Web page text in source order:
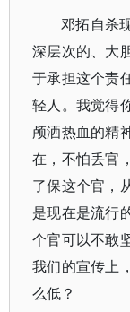
邓拓自杀
深层次的、大
于承担这个责
轻人。我觉得
颅洒热血的精
在，不怕丢官
了保这个官，
是现在是流行
个官可以不敢
我们的宣传上
么低？